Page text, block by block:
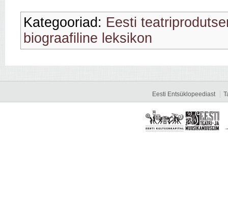
Kategooriad: Eesti
biograafiline leksikon
Eesti Entsüklopeediast